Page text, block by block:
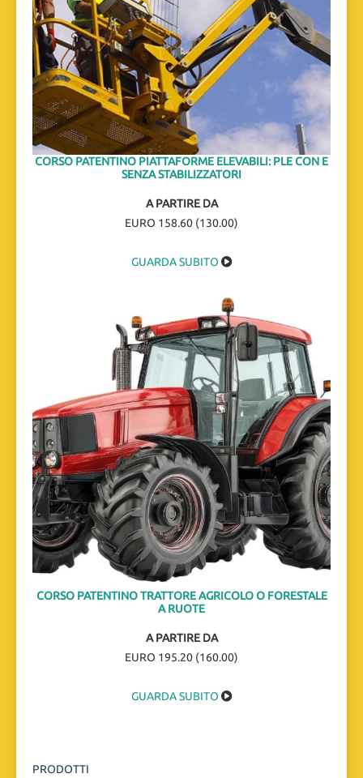
CORSO PATENTINO PIATTAFORME ELEVABILI: PLE CON E
SENZA STABILIZZATORI
A PARTIRE DA
EURO 158.60 (130.00)
GUARDA SUBITO
CORSO PATENTINO TRATTORE AGRICOLO O FORESTALE
A RUOTE
A PARTIRE DA
EURO 195.20 (160.00)
GUARDA SUBITO
PRODOTTI